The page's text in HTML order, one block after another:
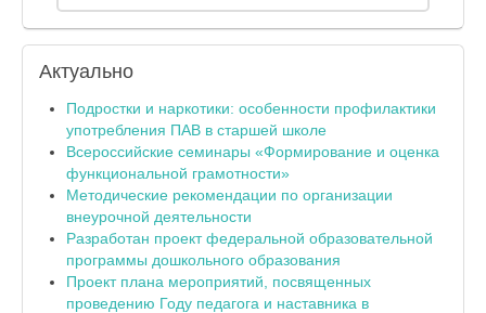
Актуально
Подростки и наркотики: особенности профилактики
употребления ПАВ в старшей школе
Всероссийские семинары «Формирование и оценка
функциональной грамотности»
Методические рекомендации по организации
внеурочной деятельности
Разработан проект федеральной образовательной
программы дошкольного образования
Проект плана мероприятий, посвященных
проведению Году педагога и наставника в